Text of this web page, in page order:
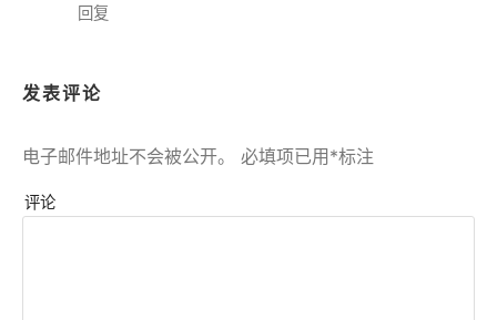
回复
发表评论
电子邮件地址不会被公开。 必填项已用 *标注
评论